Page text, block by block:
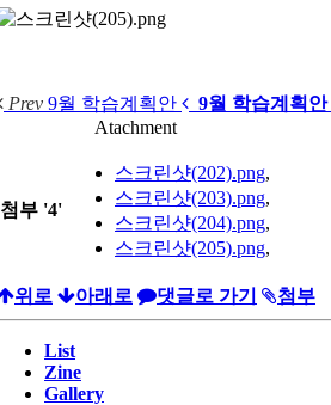
Prev 9월 학습계획안 9월 학습계획안
Atachment
첨부 '4'
스크린샷(202).png,
스크린샷(203).png,
스크린샷(204).png,
스크린샷(205).png,
위로 아래로 댓글로 가기 첨부
List
Zine
Gallery